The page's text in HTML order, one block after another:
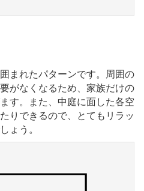
まれたパターンです。周囲の
がなくなるため、家族だけの
す。また、中庭に面した各空
りできるので、とてもリラッ
ょう。